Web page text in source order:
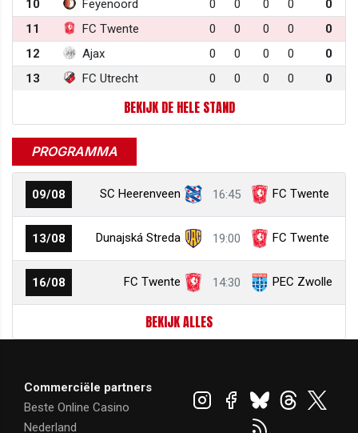
10
Feyenoord 0 0 0 0
0
11
FC Twente 0 0 0 0
0
12
Ajax 0 0 0 0
0
13
FC Utrecht 0 0 0 0 0
BEKIJK DE HELE STAND
PROGRAMMA
09/08 SC Heerenveen 16:45 FC Twente
13/08 Dunajská Streda 19:00 FC Twente
16/08 FC Twente 14:30 PEC Zwolle
BEKIJK ALLES
Commerciële partners
Beste Online Casino
Nederland